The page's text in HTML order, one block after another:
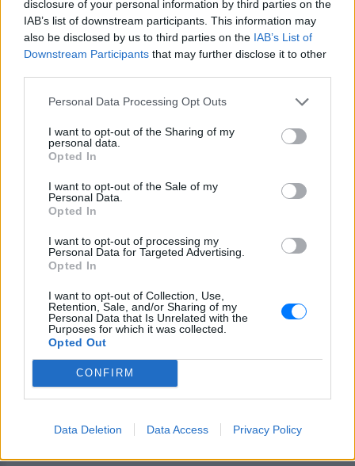
disclosure of your personal information by third parties on the
IAB’s list of downstream participants. This information may
also be disclosed by us to third parties on the IAB’s List of
Downstream Participants that may further disclose it to other
Personal Data Processing Opt Outs
I want to opt-out of the Sharing of my
personal data.
Opted In
I want to opt-out of the Sale of my
Personal Data.
Opted In
I want to opt-out of processing my
Personal Data for Targeted Advertising.
Opted In
I want to opt-out of Collection, Use,
Retention, Sale, and/or Sharing of my
Personal Data that Is Unrelated with the
Purposes for which it was collected.
Opted Out
CONFIRM
Data Deletion Data Access Privacy Policy
ΔΕΙΤΕ ΕΠΙΣΗΣ
ΣΤΗΝ ΙΔΙΑ ΚΑΤΗΓΟΡΙΑ
Βέγκας: «Φοβήθηκα ότι θα
ΣΉΜΕΡΑ
Μυστράς: «Δεν ήταν οικονομικό
το κίνητρο» υποστηρίζει ο
είχε τη σορό του πατέρα του σε
καταψύκτη
ΣΉΜΕΡΑ
Ο ίδιος δήλωσε ότι ο πελάτης του είχε
μια εξαιρετικά έντονη συναισθηματική